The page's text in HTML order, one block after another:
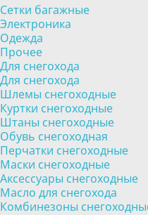
Сетки багажные
Электроника
Одежда
Прочее
Для снегохода
Для снегохода
Шлемы снегоходные
Куртки снегоходные
Штаны снегоходные
Обувь снегоходная
Перчатки снегоходные
Маски снегоходные
Аксессуары снегоходные
Масло для снегохода
Комбинезоны